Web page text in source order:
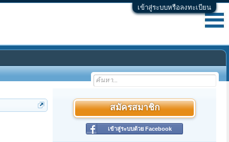
เข้าสู่ระบบหรือลงทะเบียน
สมัครสมาชิก
เข้าสู่ระบบด้วย Facebook